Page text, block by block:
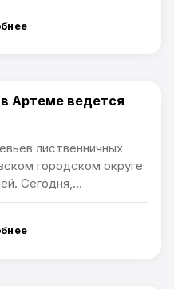
Артеме ведется
лиственничных
городском округе
Сегодня,...